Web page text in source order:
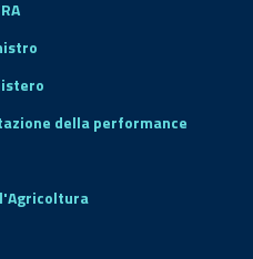
della performance